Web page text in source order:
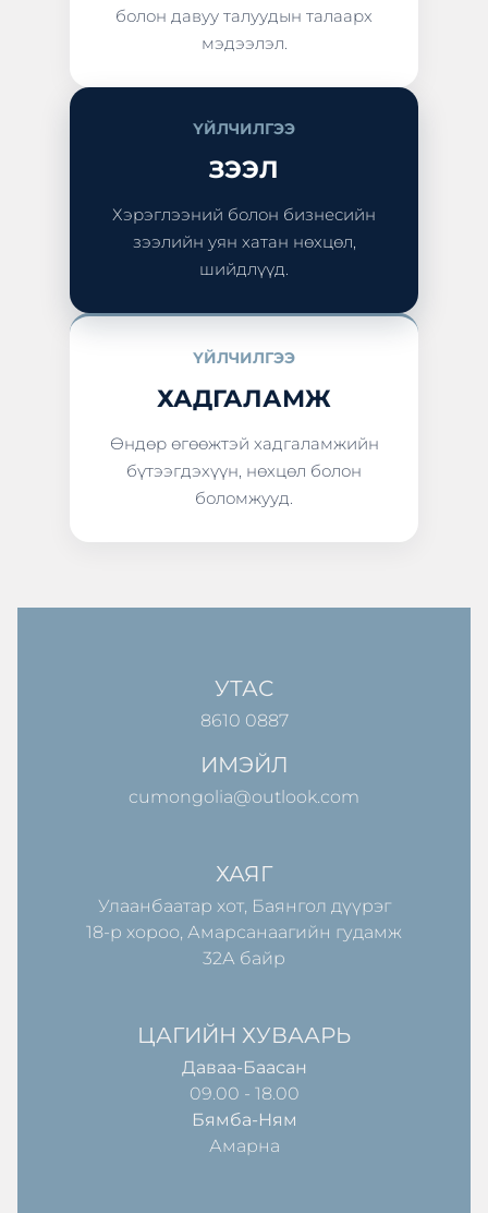
болон давуу талуудын талаарх
мэдээлэл.
ҮЙЛЧИЛГЭЭ
ЗЭЭЛ
Хэрэглээний болон бизнесийн
зээлийн уян хатан нөхцөл,
шийдлүүд.
ҮЙЛЧИЛГЭЭ
ХАДГАЛАМЖ
Өндөр өгөөжтэй хадгаламжийн
бүтээгдэхүүн, нөхцөл болон
боломжууд.
УТАС
8610 0887
ИМЭЙЛ
cumongolia@outlook.com
ХАЯГ
Улаанбаатар хот, Баянгол дүүрэг
18-р хороо, Амарсанаагийн гудамж
32А байр
ЦАГИЙН ХУВААРЬ
Даваа-Баасан
09.00 - 18.00
Бямба-Ням
Амарна